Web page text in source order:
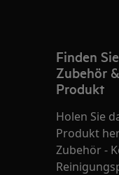
Finden
Zubehör
Produkt
Holen Sie
Produkt
Zubehör -